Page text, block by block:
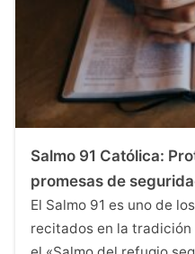
Salmo 91 Católica:
promesas de
El Salmo 91 es uno de
recitados en la